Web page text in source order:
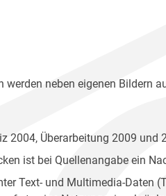
neben eigenen Bildern
2004, Überarbeitung 2009 und
ist bei Quellenangabe ein
Text- und Multimedia-Daten